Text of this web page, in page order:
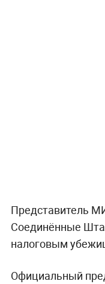
Представитель
Соединённые
налоговым
Официальный